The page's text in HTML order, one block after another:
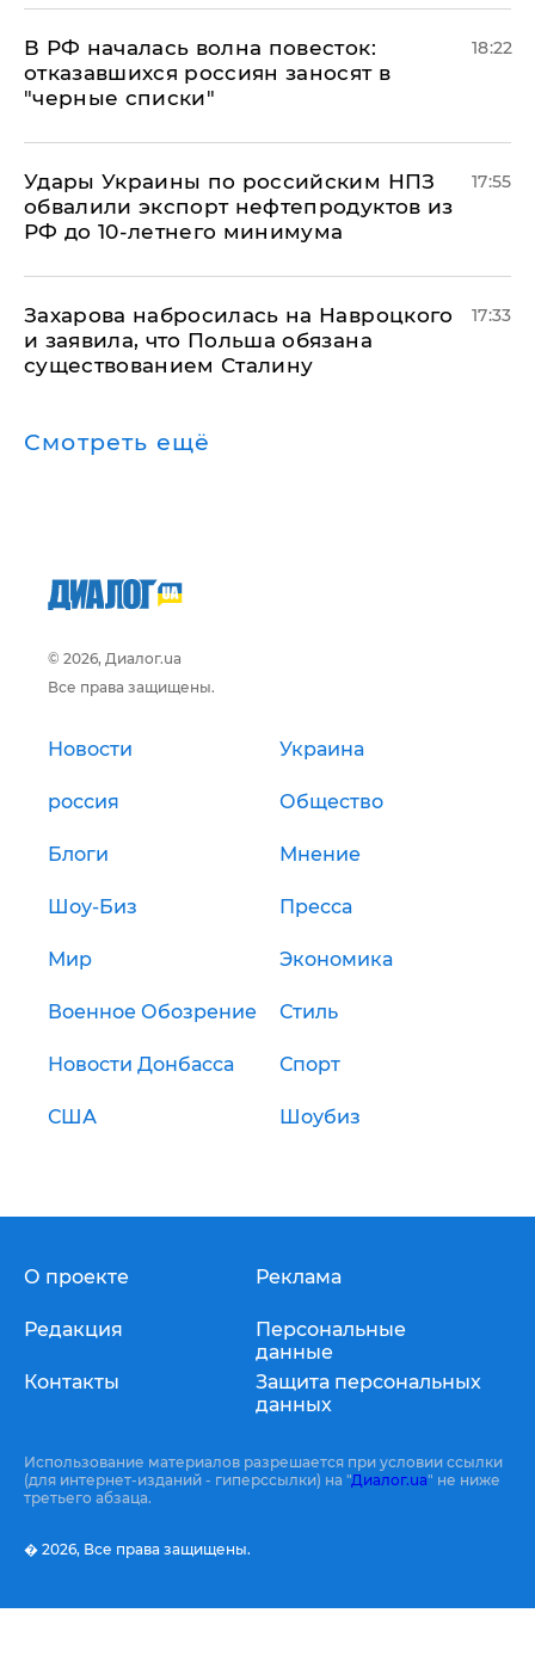
​В РФ началась волна повесток:
отказавшихся россиян заносят в
"черные списки"
18:22
Удары Украины по российским НПЗ
обвалили экспорт нефтепродуктов из
РФ до 10-летнего минимума
17:55
​Захарова набросилась на Навроцкого
и заявила, что Польша обязана
существованием Сталину
17:33
Смотреть ещё
© 2026, Диалог.ua
Все права защищены.
Новости Украина
россия Общество
Блоги Мнение
Шоу-Биз Пресса
Мир Экономика
Военное Обозрение Стиль
Новости Донбасса Спорт
США Шоубиз
О проекте
Редакция
Контакты
Реклама
Персональные
данные
Защита персональных
данных
Использование материалов разрешается при условии ссылки
(для интернет-изданий - гиперссылки) на "Диалог.ua" не ниже
третьего абзаца.
� 2026, Все права защищены.